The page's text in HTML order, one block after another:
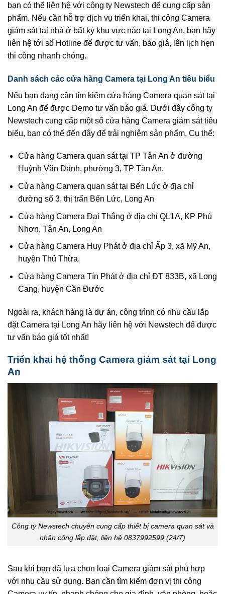
bạn có thể liên hệ với công ty Newstech để cung cấp sản
phẩm. Nếu cần hỗ trợ dịch vụ triển khai, thi công Camera
giám sát tại nhà ở bất kỳ khu vực nào tại Long An, bạn hãy
liên hệ tới số Hotline để được tư vấn, báo giá, lên lịch hẹn
thi công nhanh chóng.
Danh sách các cửa hàng Camera tại Long An tiêu biểu
Nếu bạn đang cần tìm kiếm cửa hàng Camera quan sát tại
Long An để được Demo tư vấn báo giá. Dưới đây công ty
Newstech cung cấp một số cửa hàng Camera giám sát tiêu
biểu, bạn có thể đến đây để trải nghiệm sản phẩm, Cụ thể:
Cửa hàng Camera quan sát tại TP Tân An ở đường
Huỳnh Văn Đảnh, phường 3, TP Tân An.
Cửa hàng Camera quan sát tại Bến Lức ở địa chỉ
đường số 3, thị trấn Bến Lức, Long An
Cửa hàng Camera Đại Thắng ở địa chỉ QL1A, KP Phú
Nhơn, Tân An, Long An
Cửa hàng Camera Huy Phát ở địa chỉ Ấp 3, xã Mỹ An,
huyện Thủ Thừa.
Cửa hàng Camera Tín Phát ở địa chỉ ĐT 833B, xã Long
Cang, huyện Cần Đước
Ngoài ra, khách hàng là dự án, công trình có nhu cầu lắp
đặt Camera tại Long An hãy liên hệ với Newstech để được
tư vấn báo giá tốt nhất!
Triển khai hệ thống Camera giám sát tại Long
An
Công ty Newstech chuyên cung cấp thiết bị camera quan sát và
nhân công lắp đặt, liên hệ 0837992599 (24/7)
Sau khi bạn đã lựa chọn loại Camera giám sát phù hợp
với nhu cầu sử dụng. Bạn cần tìm kiếm đơn vị thi công